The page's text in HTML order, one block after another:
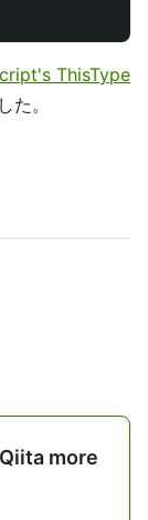
ThisType
た。
more